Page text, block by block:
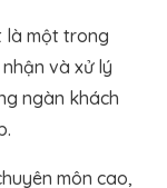
là một trong
và xử lý
ngàn khách
môn cao,